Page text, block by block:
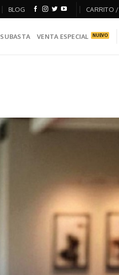
BLOG CARRITO /
SUBASTA VENTA ESPECIAL